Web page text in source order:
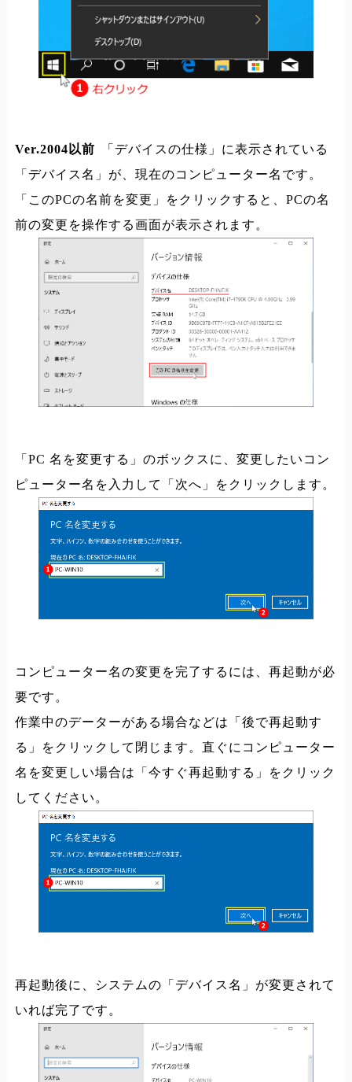
Ver.2004以前
「デバイスの仕様」に表示されている
「デバイス名」が、現在のコンピューター名です。
「このPCの名前を変更」をクリックすると、PCの名
前の変更を操作する画面が表示されます。
「PC 名を変更する」のボックスに、変更したいコン
ピューター名を入力して「次へ」をクリックします。
コンピューター名の変更を完了するには、再起動が必
要です。
作業中のデーターがある場合などは「後で再起動す
る」をクリックして閉じます。直ぐにコンピューター
名を変更しい場合は「今すぐ再起動する」をクリック
してください。
再起動後に、システムの「デバイス名」が変更されて
いれば完了です。